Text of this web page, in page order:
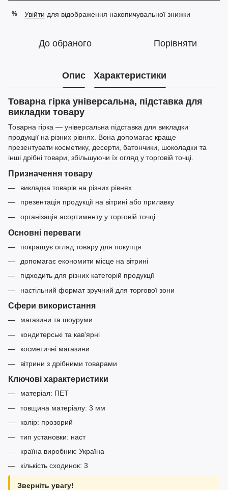
% Увійти для відображення накопичувальної знижки
До обраного Порівняти
Опис Характеристики
Товарна гірка універсальна, підставка для
викладки товару
Товарна гірка — універсальна підставка для викладки
продукції на різних рівнях. Вона допомагає краще
презентувати косметику, десерти, батончики, шоколадки та
інші дрібні товари, збільшуючи їх огляд у торговій точці.
Призначення товару
викладка товарів на різних рівнях
презентація продукції на вітрині або прилавку
організація асортименту у торговій точці
Основні переваги
покращує огляд товару для покупця
допомагає економити місце на вітрині
підходить для різних категорій продукції
настільний формат зручний для торгової зони
Сфери використання
магазини та шоуруми
кондитерські та кав'ярні
косметичні магазини
вітрини з дрібними товарами
Ключові характеристики
матеріал: ПЕТ
товщина матеріалу: 3 мм
колір: прозорий
тип установки: наст
країна виробник: Україна
кількість сходинок: 3
Зверніть увагу!